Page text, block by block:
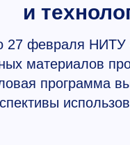
и
27 февраля НИТУ
материалов
программа